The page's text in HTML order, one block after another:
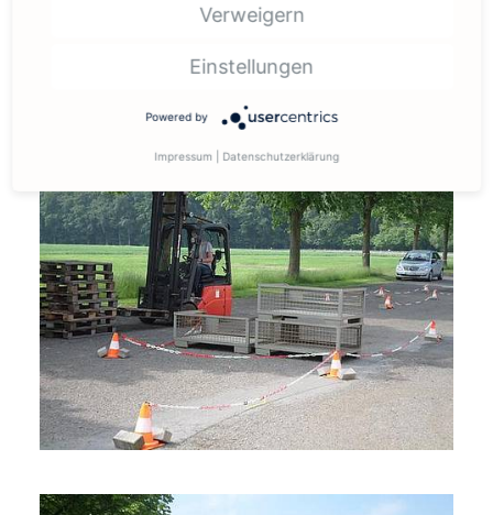
Verweigern
Einstellungen
Powered by
Impressum Datenschutzerklärung